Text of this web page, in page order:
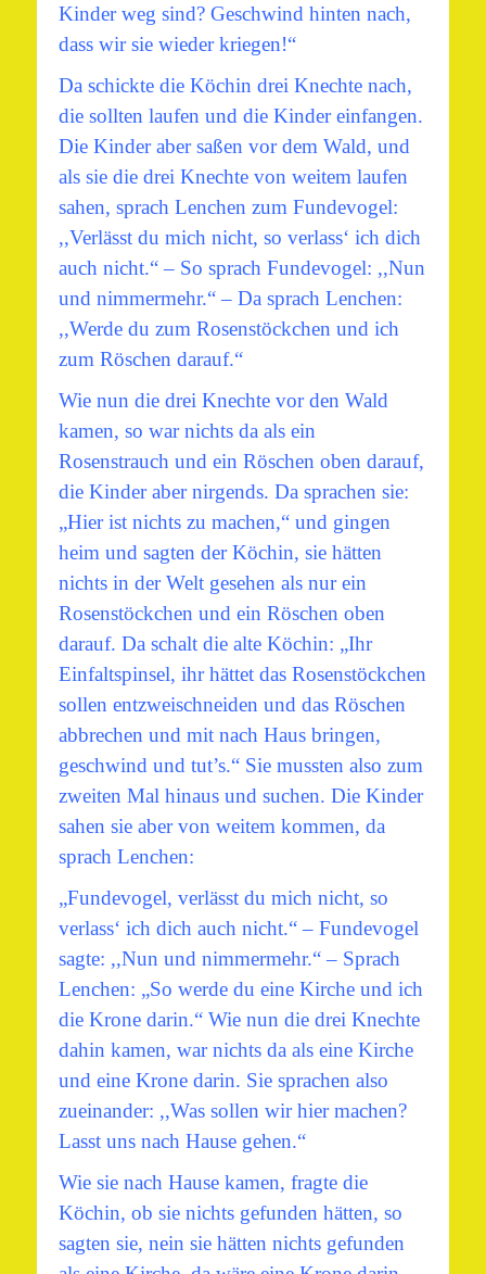
Kinder weg sind? Geschwind hinten nach,
dass wir sie wieder kriegen!“
Da schickte die Köchin drei Knechte nach,
die sollten laufen und die Kinder einfangen.
Die Kinder aber saßen vor dem Wald, und
als sie die drei Knechte von weitem laufen
sahen, sprach Lenchen zum Fundevogel:
,,Verlässt du mich nicht, so verlass‘ ich dich
auch nicht.“ – So sprach Fundevogel: ,,Nun
und nimmermehr.“ – Da sprach Lenchen:
,,Werde du zum Rosenstöckchen und ich
zum Röschen darauf.“
Wie nun die drei Knechte vor den Wald
kamen, so war nichts da als ein
Rosenstrauch und ein Röschen oben darauf,
die Kinder aber nirgends. Da sprachen sie:
„Hier ist nichts zu machen,“ und gingen
heim und sagten der Köchin, sie hätten
nichts in der Welt gesehen als nur ein
Rosenstöckchen und ein Röschen oben
darauf. Da schalt die alte Köchin: „Ihr
Einfaltspinsel, ihr hättet das Rosenstöckchen
sollen entzweischneiden und das Röschen
abbrechen und mit nach Haus bringen,
geschwind und tut’s.“ Sie mussten also zum
zweiten Mal hinaus und suchen. Die Kinder
sahen sie aber von weitem kommen, da
sprach Lenchen:
„Fundevogel, verlässt du mich nicht, so
verlass‘ ich dich auch nicht.“ – Fundevogel
sagte: ,,Nun und nimmermehr.“ – Sprach
Lenchen: „So werde du eine Kirche und ich
die Krone darin.“ Wie nun die drei Knechte
dahin kamen, war nichts da als eine Kirche
und eine Krone darin. Sie sprachen also
zueinander: ,,Was sollen wir hier machen?
Lasst uns nach Hause gehen.“
Wie sie nach Hause kamen, fragte die
Köchin, ob sie nichts gefunden hätten, so
sagten sie, nein sie hätten nichts gefunden